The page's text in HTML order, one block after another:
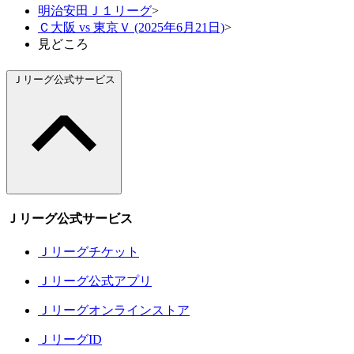
明治安田Ｊ１リーグ>
Ｃ大阪 vs 東京Ｖ (2025年6月21日)>
見どころ
Ｊリーグ公式サービス
Ｊリーグ公式サービス
Ｊリーグチケット
Ｊリーグ公式アプリ
Ｊリーグオンラインストア
ＪリーグID